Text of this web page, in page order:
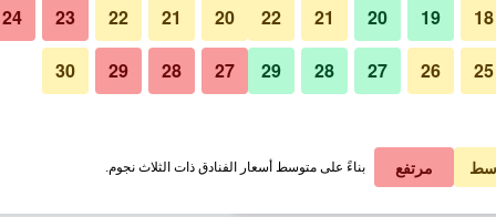
﷼ عرض الصفقة
﷼ عرض الصفقة صور لـ فندق ماريوت مطار باريس
18
19
20
21
22
25
26
27
28
29
20
21
22
23
24
27
28
29
30
مرتفع بناءً على متوسط أسعار الفنادق ذات الثلاث نجوم.